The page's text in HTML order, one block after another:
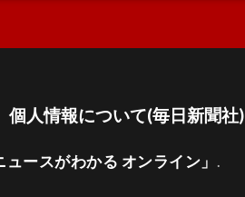
個人情報について(毎日新聞社)
ースがわかる オンライン」 .